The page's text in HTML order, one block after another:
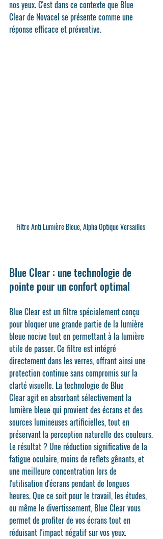
nos yeux. C'est dans ce contexte que Blue
Clear de Novacel se présente comme une
réponse efficace et préventive.
Filtre Anti Lumière Bleue, Alpha Optique Versailles
Blue Clear : une technologie de
pointe pour un confort optimal
Blue Clear est un filtre spécialement conçu
pour bloquer une grande partie de la lumière
bleue nocive tout en permettant à la lumière
utile de passer. Ce filtre est intégré
directement dans les verres, offrant ainsi une
protection continue sans compromis sur la
clarté visuelle. La technologie de Blue
Clear agit en absorbant sélectivement la
lumière bleue qui provient des écrans et des
sources lumineuses artificielles, tout en
préservant la perception naturelle des couleurs.
Le résultat ? Une réduction significative de la
fatigue oculaire, moins de reflets gênants, et
une meilleure concentration lors de
l'utilisation d'écrans pendant de longues
heures. Que ce soit pour le travail, les études,
ou même le divertissement, Blue Clear vous
permet de profiter de vos écrans tout en
réduisant l'impact négatif sur vos yeux.